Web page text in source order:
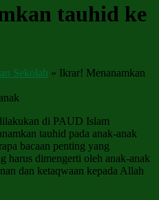
tauhid ke
Sekolah » Ikrar! Menanamkan
di PAUD Islam
tauhid pada anak-anak
bacaan penting yang
harus dimengerti oleh anak-anak
dan ketaqwaan kepada Allah